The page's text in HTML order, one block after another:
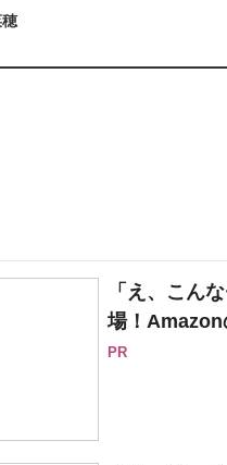
「え、こん
場！Amazon
PR